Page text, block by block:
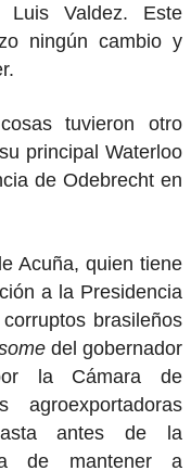
Luis Valdez. Este
ningún cambio y
tuvieron otro
principal Waterloo
de Odebrecht en
Acuña, quien tiene
a la Presidencia
brasileños
del gobernador
la Cámara de
antes de la
de mantener a